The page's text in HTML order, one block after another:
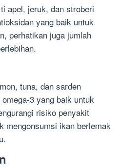
apel, jeruk, dan stroberi
yang baik untuk
perhatikan juga jumlah
tuna, dan sarden
3 yang baik untuk
risiko penyakit
mengonsumsi ikan berlemak